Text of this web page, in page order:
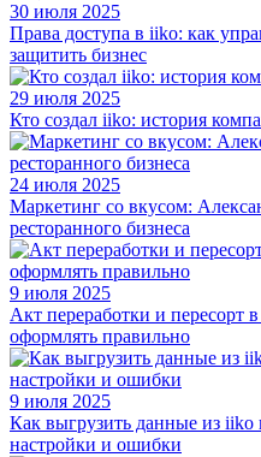
30 июля 2025
Права доступа в iiko: как
защитить бизнес
29 июля 2025
Кто создал iiko: история
24 июля 2025
Маркетинг со вкусом:
ресторанного бизнеса
9 июля 2025
Акт переработки и пересорт
оформлять правильно
9 июля 2025
Как выгрузить данные из
настройки и ошибки